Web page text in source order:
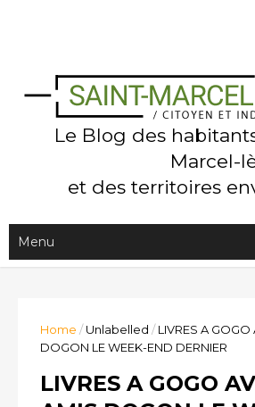
Le Blog des
Marcel-
et des territoires
Home /Unlabelled / LIVRES A GOGO
DOGON LE WEEK-END DERNIER
LIVRES A GOGO